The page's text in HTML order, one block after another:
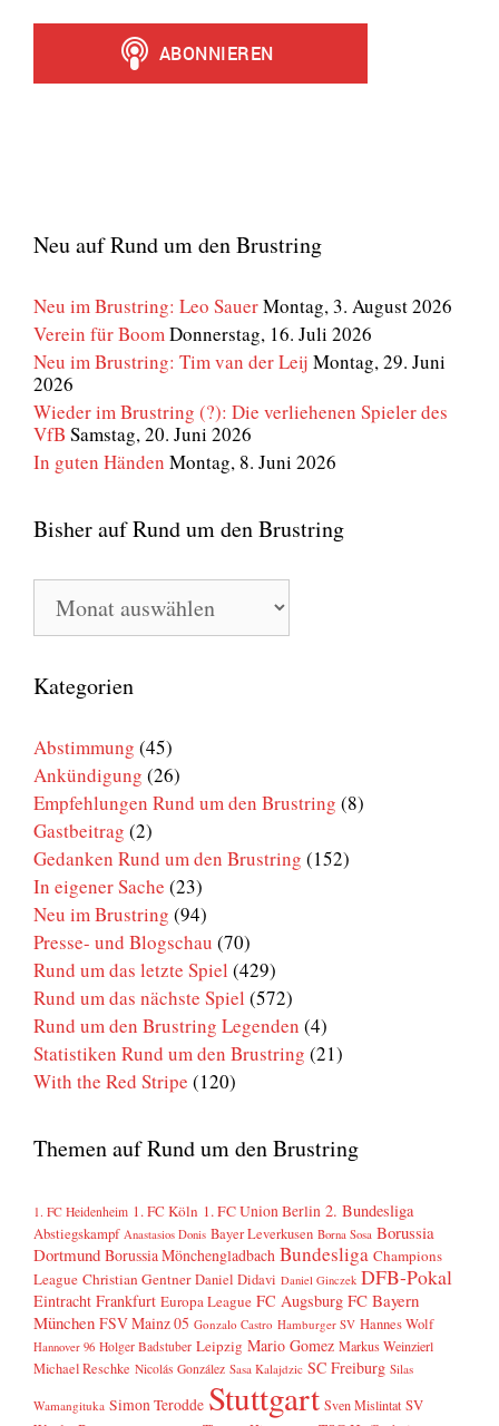
Neu auf Rund um den Brustring
Neu im Brustring: Leo SauerMontag, 3. August 2026
Verein für Boom Donnerstag, 16. Juli 2026
Neu im Brustring: Tim van der Leij Montag, 29. Juni
2026
Wieder im Brustring (?): Die verliehenen Spieler des
VfB Samstag, 20. Juni 2026
In guten Händen Montag, 8. Juni 2026
Bisher auf Rund um den Brustring
Bisher
auf
Rund
den
Brustring
Kategorien
Abstimmung (45)
Ankündigung (26)
Empfehlungen Rund um den Brustring (8)
Gastbeitrag (2)
Gedanken Rund um den Brustring (152)
In eigener Sache (23)
Neu im Brustring (94)
Presse- und Blogschau (70)
Rund um das letzte Spiel (429)
Rund um das nächste Spiel (572)
Rund um den Brustring Legenden (4)
Statistiken Rund um den Brustring (21)
With the Red Stripe (120)
Themen auf Rund um den Brustring
1. FC Heidenheim 1. FC Köln 1. FC Union Berlin 2. Bundesliga
Abstiegskampf Anastasios Donis Bayer Leverkusen Borna Sosa Borussia
Dortmund Borussia Mönchengladbach Bundesliga Champions
League Christian Gentner Daniel Didavi Daniel Ginczek DFB-Pokal
Eintracht Frankfurt Europa League FC Augsburg FC Bayern
München FSV Mainz 05 Gonzalo Castro Hamburger SV Hannes Wolf
Hannover 96 Holger Badstuber Leipzig Mario Gomez Markus Weinzierl
Michael Reschke Nicolás González Sasa Kalajdzic SC Freiburg Silas
Wamangituka Simon Terodde Stuttgart Sven Mislintat SV